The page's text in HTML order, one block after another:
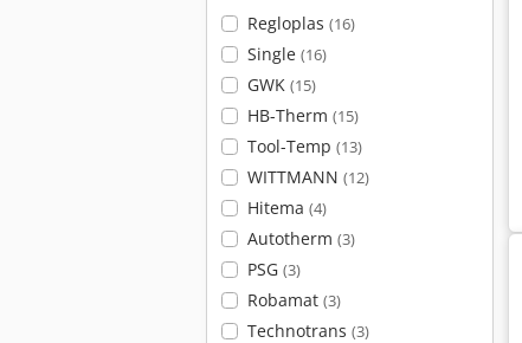
Regloplas (16)
Single (16)
GWK (15)
HB-Therm (15)
Tool-Temp (13)
WITTMANN (12)
Hitema (4)
Autotherm (3)
PSG (3)
Robamat (3)
Technotrans (3)